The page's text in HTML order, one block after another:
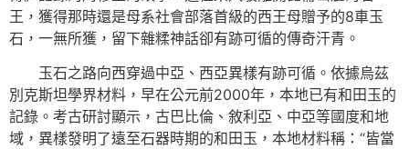
王，獲得那時還是母系社會部落首級的西王母贈予的8車玉
石，一無所獲，留下雜糅神話卻有跡可循的傳奇汗青。
玉石之路向西穿過中亞、西亞異樣有跡可循。依據烏茲
別克斯坦學界材料，早在公元前2000年，本地已有和田玉的
記錄。考古研討顯示，古巴比倫、敘利亞、中亞等國度和地
域，異樣發明了遠至石器時期的和田玉，本地材料稱：“皆當